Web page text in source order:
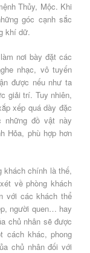
Thủy, Mộc. Khi
góc cạnh sắc
khí dữ.
nơi bày đặt các
nhạc, vô tuyến
được nếu như ta
giải trí. Tuy nhiên,
xếp quá dày đặc
những đồ vật này
Hỏa, phù hợp hơn
khách chính là thế,
về phòng khách
với các khách thể
người quen… hay
chủ nhân sẽ được
cách khác, phong
chủ nhân đối với